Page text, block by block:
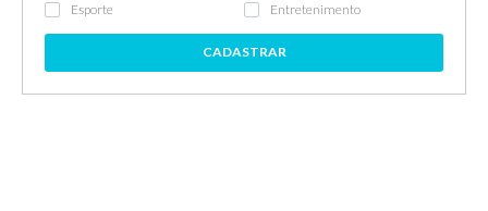
Esporte
Entretenimento
CADASTRAR